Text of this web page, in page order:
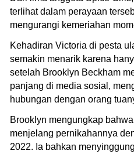
terlihat dalam perayaan
mengurangi kemeriahan
Kehadiran Victoria di pesta
semakin menarik karena
setelah Brooklyn Beckham
panjang di media sosial,
hubungan dengan orang
Brooklyn mengungkap
menjelang pernikahannya
2022. Ia bahkan